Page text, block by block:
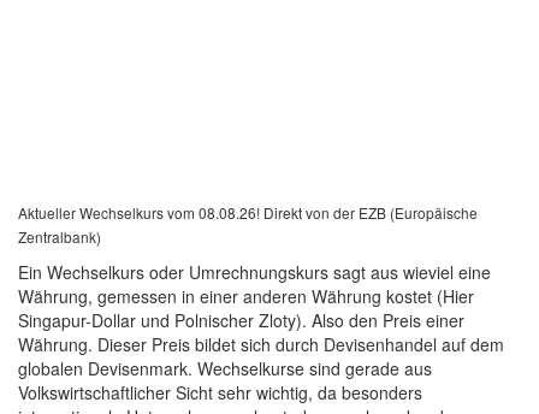
Aktueller Wechselkurs vom 08.08.26! Direkt von der EZB (Europäische
Zentralbank)
Ein Wechselkurs oder Umrechnungskurs sagt aus wieviel eine
Währung, gemessen in einer anderen Währung kostet (Hier
Singapur-Dollar und Polnischer Zloty). Also den Preis einer
Währung. Dieser Preis bildet sich durch Devisenhandel auf dem
globalen Devisenmark. Wechselkurse sind gerade aus
Volkswirtschaftlicher Sicht sehr wichtig, da besonders